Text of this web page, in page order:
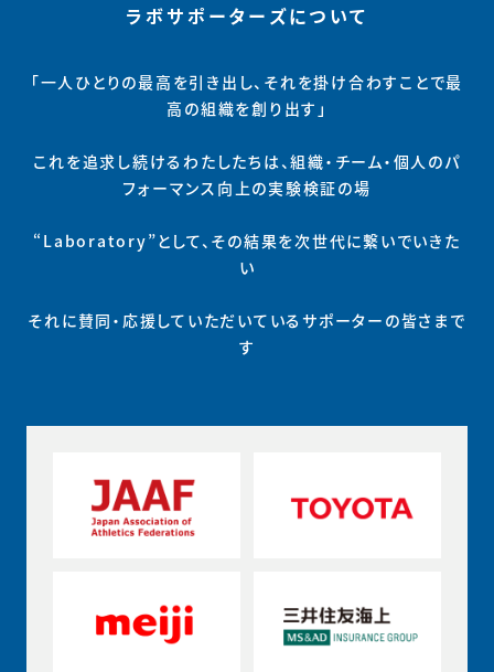
ラボサポーターズについて
「一人ひとりの最高を引き出し、それを掛け合わすことで最
高の組織を創り出す」
これを追求し続けるわたしたちは、組織・チーム・個人のパ
フォーマンス向上の実験検証の場
“Laboratory”として、その結果を次世代に繋いでいきた
い
それに賛同・応援していただいているサポーターの皆さまで
す